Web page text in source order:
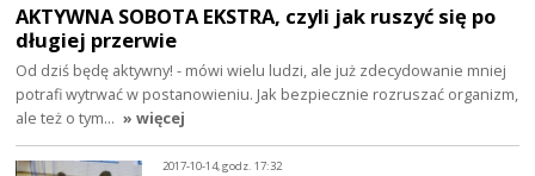
AKTYWNA SOBOTA EKSTRA, czyli jak ruszyć się po
długiej przerwie
Od dziś będę aktywny! - mówi wielu ludzi, ale już zdecydowanie mniej
potrafi wytrwać w postanowieniu. Jak bezpiecznie rozruszać organizm,
ale też o tym… » więcej
2017-10-14, godz. 17:32